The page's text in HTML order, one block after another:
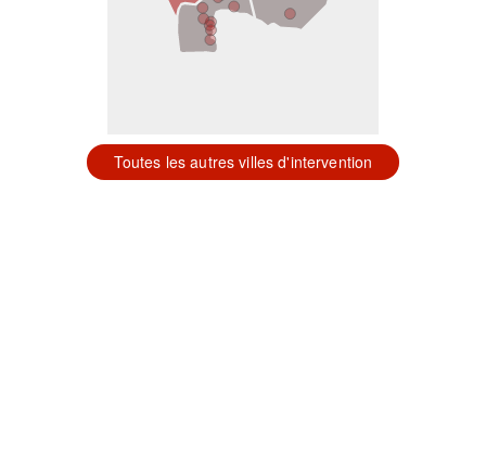
Toutes les autres villes d'intervention